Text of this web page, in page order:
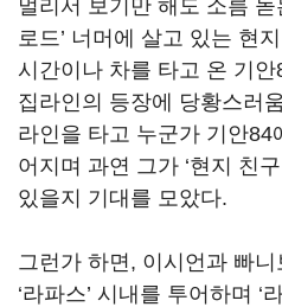
멀리서 보기만 해도 소름
로드’ 너머에 살고 있는 현
시간이나 차를 타고 온 기안
집라인의 등장에 당황스러
라인을 타고 누군가 기안84
어지며 과연 그가 ‘현지 친구
있을지 기대를 모았다.
그런가 하면, 이시언과 빠니
‘라파스’ 시내를 투어하며 ‘